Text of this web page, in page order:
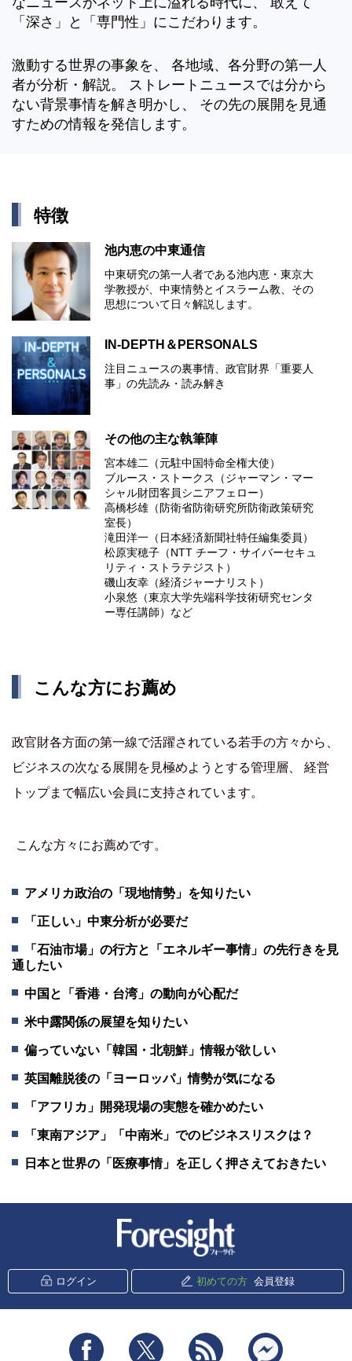
「深さ」と「専門性」にこだわります。
激動する世界の事象を、 各地域、各分野の第一人
者が分析・解説。 ストレートニュースでは分から
ない背景事情を解き明かし、 その先の展開を見通
すための情報を発信します。
特徴
池内恵の中東通信
中東研究の第⼀⼈者である池内恵・東京⼤
学教授が、中東情勢とイスラーム教、その
思想について⽇々解説します。
IN-DEPTH＆PERSONALS
注目ニュースの裏事情、政官財界「重要人
事」の先読み・読み解き
その他の主な執筆陣
宮本雄二（元駐中国特命全権大使）
ブルース・ストークス（ジャーマン・マー
シャル財団客員シニアフェロー）
高橋杉雄（防衛省防衛研究所防衛政策研究
室長）
滝田洋一（日本経済新聞社特任編集委員）
松原実穂子（NTT チーフ・サイバーセキュ
リティ・ストラテジスト）
磯山友幸（経済ジャーナリスト）
小泉悠（東京大学先端科学技術研究センタ
ー専任講師）など
こんな方にお薦め
政官財各方面の第一線で活躍されている若手の方々から、
ビジネスの次なる展開を見極めようとする管理層、 経営
トップまで幅広い会員に支持されています。
こんな方々にお薦めです。
アメリカ政治の「現地情勢」を知りたい
「正しい」中東分析が必要だ
「石油市場」の行方と「エネルギー事情」の先行きを見
通したい
中国と「香港・台湾」の動向が心配だ
米中露関係の展望を知りたい
偏っていない「韓国・北朝鮮」情報が欲しい
英国離脱後の「ヨーロッパ」情勢が気になる
「アフリカ」開発現場の実態を確かめたい
「東南アジア」「中南米」でのビジネスリスクは？
日本と世界の「医療事情」を正しく押さえておきたい
ログイン 初めての方 会員登録
Facebook Twitter RSS